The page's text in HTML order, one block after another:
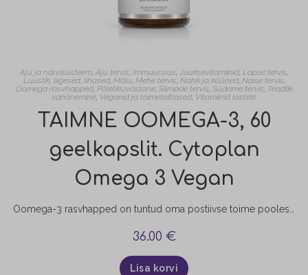
Aju ja närvisüsteem, Aju tervis, Immuunsus, Juuksevitamiinid, Lapse tervis,
Luustik, liigesed, lihased, Mälu, Mehe tervis, Nahk ja küüned, Naise tervis,
Oomega rasvhapped, Põletikuvastane, Silmade tervis, Südame tervis, Teadlik
vananemine, Veganid ja taimetoitlased, Vitamiinid lastele
TAIMNE OOMEGA-3, 60
geelkapslit. Cytoplan
Omega 3 Vegan
Oomega-3 rasvhapped on tuntud oma postiivse toime poolest: südame-versoonkonnale, liigestele, immuunsusele, aju funktsioneerimisele ja mälule, naha ja juuste kvaliteedile, nägemisele ning kogu organismi arengule.
36.00 €
Lisa korvi